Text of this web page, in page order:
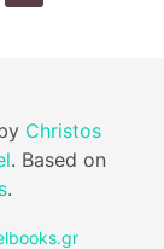
Christos
. Based on
.